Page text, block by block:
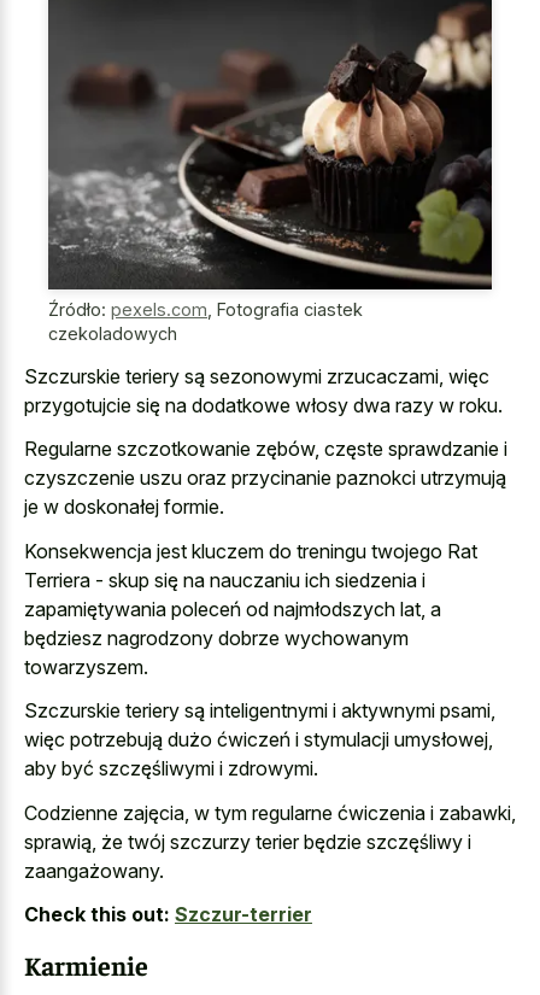
Źródło: pexels.com Fotografia ciastek
czekoladowych
Szczurskie teriery są sezonowymi zrzucaczami, więc
przygotujcie się na dodatkowe włosy dwa razy w roku.
Regularne szczotkowanie zębów, częste sprawdzanie i
czyszczenie uszu oraz przycinanie paznokci utrzymują
je w doskonałej formie.
Konsekwencja jest kluczem do treningu twojego Rat
Terriera - skup się na nauczaniu ich siedzenia i
zapamiętywania poleceń od najmłodszych lat, a
będziesz nagrodzony dobrze wychowanym
towarzyszem.
Szczurskie teriery są inteligentnymi i aktywnymi psami,
więc potrzebują dużo ćwiczeń i stymulacji umysłowej,
aby być szczęśliwymi i zdrowymi.
Codzienne zajęcia, w tym regularne ćwiczenia i zabawki,
sprawią, że twój szczurzy terier będzie szczęśliwy i
zaangażowany.
Check this out: Szczur-terrier
Karmienie